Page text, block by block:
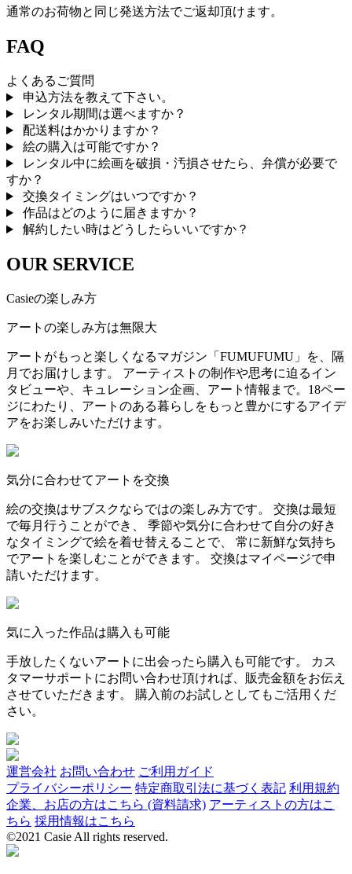
通常のお荷物と同じ発送方法でご返却頂けます。
FAQ
よくあるご質問
申込方法を教えて下さい。
レンタル期間は選べますか？
配送料はかかりますか？
絵の購入は可能ですか？
レンタル中に絵画を破損・汚損させたら、弁償が必要で
すか？
交換タイミングはいつですか？
作品はどのように届きますか？
解約したい時はどうしたらいいですか？
OUR SERVICE
Casieの楽しみ方
アートの楽しみ方は無限大
アートがもっと楽しくなるマガジン「FUMUFUMU」を、隔
月でお届けします。 アーティストの制作や思考に迫るイン
タビューや、キュレーション企画、アート情報まで。18ペー
ジにわたり、アートのある暮らしをもっと豊かにするアイデ
アをお楽しみいただけます。
気分に合わせてアートを交換
絵の交換はサブスクならではの楽しみ方です。 交換は最短
で毎月行うことができ、 季節や気分に合わせて自分の好き
なタイミングで絵を着せ替えることで、 常に新鮮な気持ち
でアートを楽しむことができます。 交換はマイページで申
請いただけます。
気に入った作品は購入も可能
手放したくないアートに出会ったら購入も可能です。 カス
タマーサポートにお問い合わせ頂ければ、販売金額をお伝え
させていただきます。 購入前のお試しとしてもご活用くだ
さい。
運営会社 お問い合わせ ご利用ガイド
プライバシーポリシー 特定商取引法に基づく表記 利用規約
企業、お店の方はこちら (資料請求) アーティストの方はこ
ちら 採用情報はこちら
©2021 Casie All rights reserved.